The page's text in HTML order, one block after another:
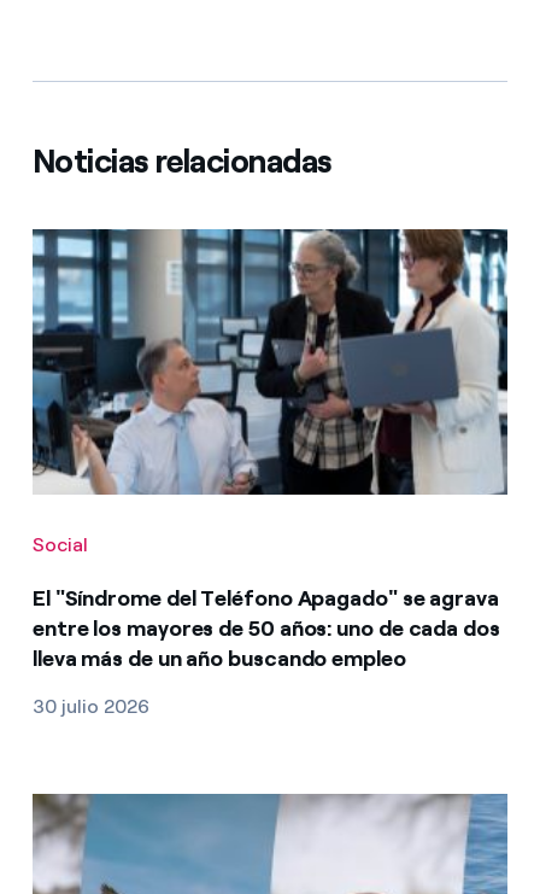
Noticias relacionadas
Social
El "Síndrome del Teléfono Apagado" se agrava
entre los mayores de 50 años: uno de cada dos
lleva más de un año buscando empleo
30 julio 2026